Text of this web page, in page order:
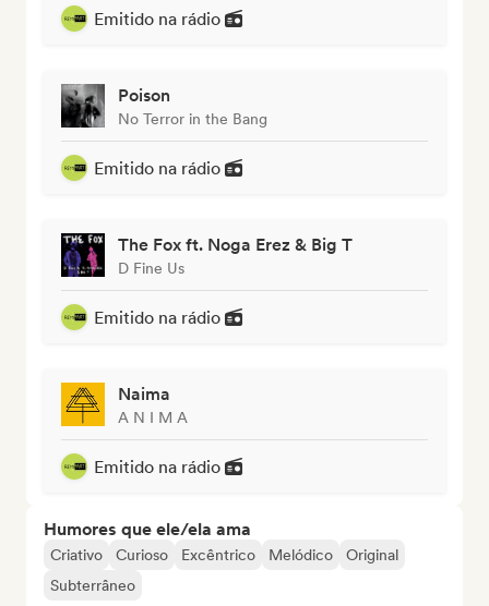
Emitido na rádio
Poison
No Terror in the Bang
Emitido na rádio
The Fox ft. Noga Erez & Big T
D Fine Us
Emitido na rádio
Naima
A N I M A
Emitido na rádio
Humores que ele/ela ama
Criativo Curioso Excêntrico Melódico
Original
Subterrâneo